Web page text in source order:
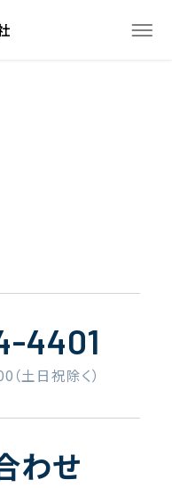
4401
土日祝除く）
わせ